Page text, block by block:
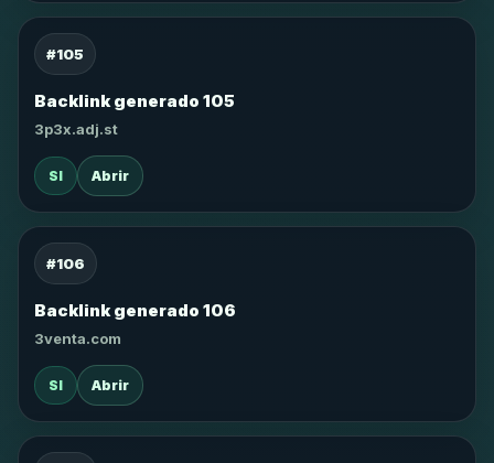
#105
Backlink generado 105
3p3x.adj.st
SI Abrir
#106
Backlink generado 106
3venta.com
SI Abrir